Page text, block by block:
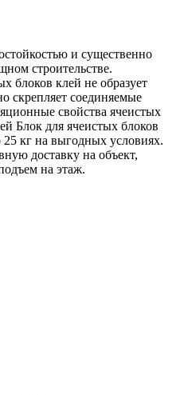
и существенно
строительстве.
блоков клей не образует
скрепляет соединяемые
свойства ячеистых
Блок для ячеистых блоков
кг на выгодных условиях.
доставку на объект,
на этаж.